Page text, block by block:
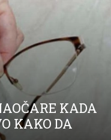
KADA
KAKO DA